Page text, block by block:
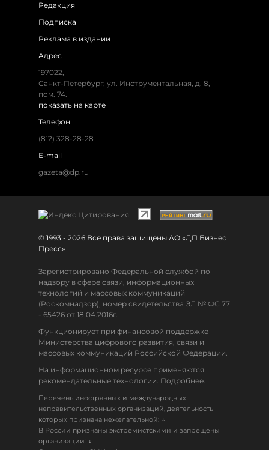
Редакция
Подписка
Реклама в издании
Адрес
197022,
Санкт-Петербург, ул. Инструментальная, д. 8,
пом. 74.
показать на карте
Телефон
(812) 328-28-28
E-mail
gazeta@dp.ru
© 1993 - 2026 Все права защищены АО «ДП Бизнес
Пресс»
Зарегистрировано Федеральной службой по
надзору в сфере связи, информационных
технологий и массовых коммуникаций
(Роскомнадзор), номер свидетельства ЭЛ № ФС 77
- 65426 от 18.04.2016г.
Функционирует при финансовой поддержке
Министерства цифрового развития, связи и
массовых коммуникаций Российской Федерации.
На информационном ресурсе применяются
рекомендательные технологии. Подробнее.
Перечень иностранных и международных
неправительственных организаций, деятельность
которых признана нежелательной: ↓
В России признаны экстремистскими и запрещены
организации: ↓